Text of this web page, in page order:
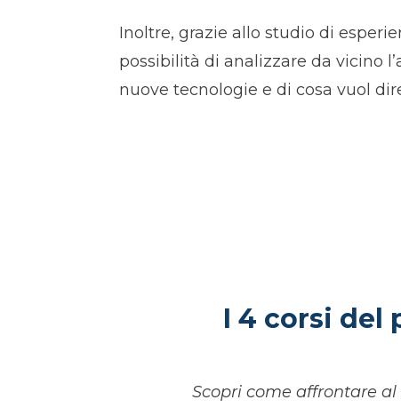
Inoltre, grazie allo studio di
possibilità di analizzare da vicino
nuove tecnologie e di cosa vuol
I 4 corsi del
Scopri come affrontare